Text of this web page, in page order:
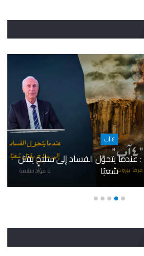
٤ آب
: عندما يتحوّل الفساد إلى سلاحٍ يقتل
شعبًا